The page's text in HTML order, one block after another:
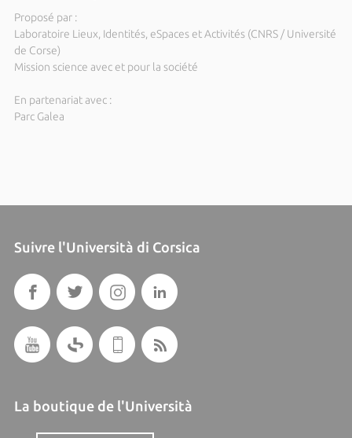
Proposé par :
Laboratoire Lieux, Identités, eSpaces et Activités (CNRS / Université
de Corse)
Mission science avec et pour la société
En partenariat avec :
Parc Galea
Suivre l'Università di Corsica
La boutique de l'Università